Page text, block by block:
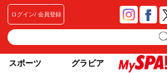
ログイン 会員登録
スポーツ グラビア